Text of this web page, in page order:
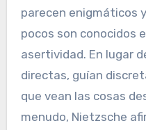
parecen enigmáticos
pocos son conocidos
asertividad. En lugar
directas, guían
que vean las cosas
menudo, Nietzsche